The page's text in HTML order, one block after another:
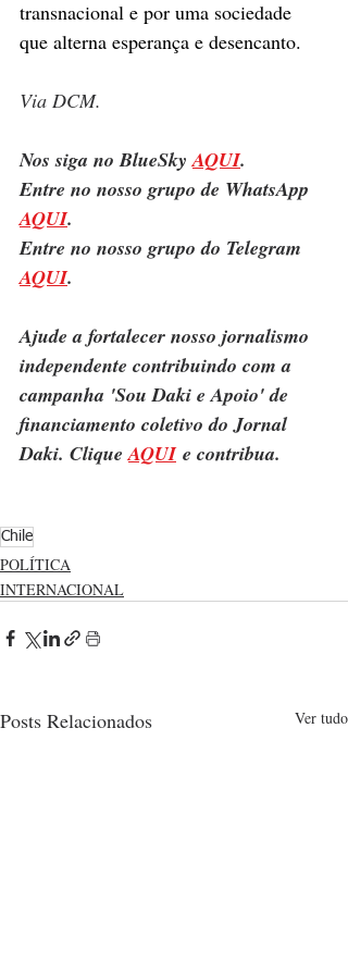
transnacional e por uma sociedade
que alterna esperança e desencanto.
Via DCM.
Nos siga no BlueSky AQUI.
Entre no nosso grupo de WhatsApp
AQUI.
Entre no nosso grupo do Telegram
AQUI.
Ajude a fortalecer nosso jornalismo
independente contribuindo com a
campanha 'Sou Daki e Apoio' de
financiamento coletivo do Jornal
Daki. Clique AQUI e contribua.
Chile
POLÍTICA
INTERNACIONAL
Posts Relacionados Ver tudo